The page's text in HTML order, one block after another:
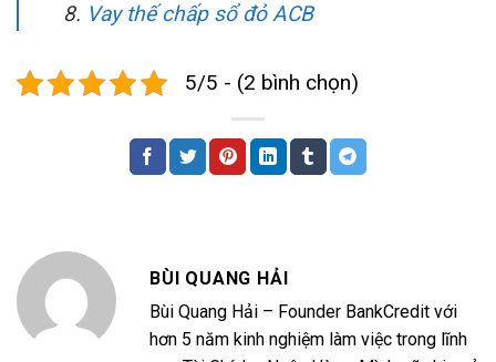
Vay thế chấp sổ đỏ ACB
5/5 - (2 bình chọn)
BÙI QUANG HẢI
Bùi Quang Hải – Founder BankCredit với
hơn 5 năm kinh nghiệm làm việc trong lĩnh